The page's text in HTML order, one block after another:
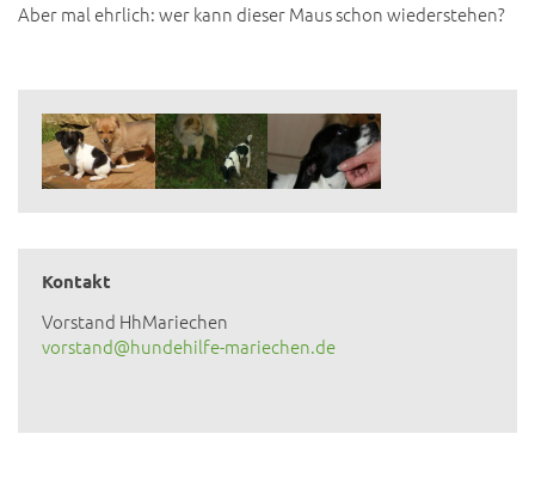
Aber mal ehrlich: wer kann dieser Maus schon wiederstehen?
Kontakt
Vorstand HhMariechen
vorstand@hundehilfe-mariechen.de